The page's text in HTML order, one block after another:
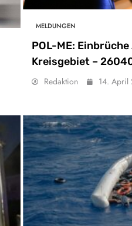
MELDUNGEN
POL-ME: Einbrüche
Kreisgebiet –
Redaktion 14. April